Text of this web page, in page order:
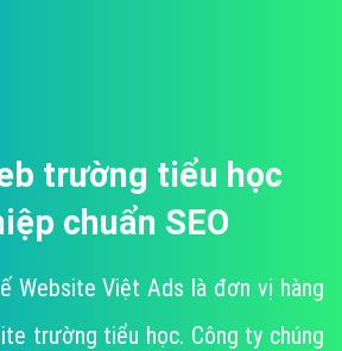
trường tiểu học
chuẩn SEO
Website Việt Ads là đơn vị hàng
trường tiểu học. Công ty chúng